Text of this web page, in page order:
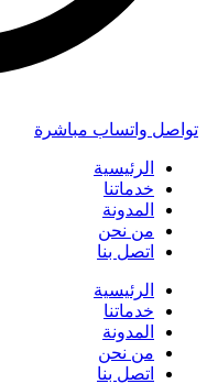
تواصل واتساب مباشرة
الرئيسية
خدماتنا
المدونة
من نحن
اتصل بنا
الرئيسية
خدماتنا
المدونة
من نحن
اتصل بنا